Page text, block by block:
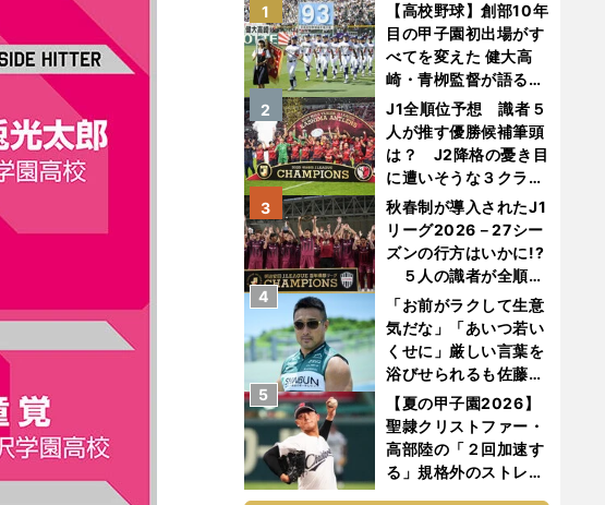
【高校野球】創部10年
目の甲子園初出場がす
べてを変えた 健大高
崎・青栁監督が語る
「機動破壊」はこうし
て生まれた
1
J1全順位予想 識者５
人が推す優勝候補筆頭
は？ J2降格の憂き目
に遭いそうな３クラブ
とは？
2
秋春制が導入されたJ1
リーグ2026－27シー
ズンの行方はいかに!?
５人の識者が全順位
を大胆予想
3
「お前がラクして生意
気だな」「あいつ若い
くせに」厳しい言葉を
浴びせられるも佐藤慎
太郎が貫いた誇りとフ
ァンへの思い
4
【夏の甲子園2026】
聖隷クリストファー・
高部陸の「２回加速す
る」規格外のストレー
5